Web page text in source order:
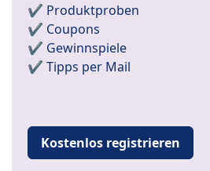
✔️ Produktproben
✔️ Coupons
✔️ Gewinnspiele
✔️ Tipps per Mail
Kostenlos registrieren